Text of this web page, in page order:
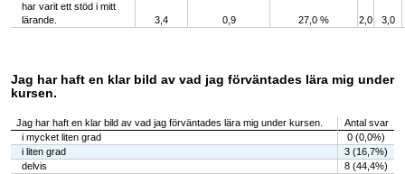
har varit ett stöd i mitt
lärande.
3,4 0,9 27,0 % 2,0 3,0
Jag har haft en klar bild av vad jag förväntades lära mig under
kursen.
Jag har haft en klar bild av vad jag förväntades lära mig under kursen.
Antal svar
i mycket liten grad
0 (0,0%)
i liten grad
3 (16,7%)
delvis
8 (44,4%)